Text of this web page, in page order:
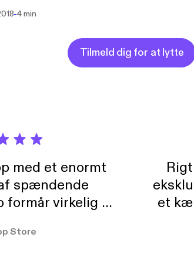
-4 min
Tilmeld dig for at lytte
med et enormt
spændende
formår virkelig at
At der så også
Store
et